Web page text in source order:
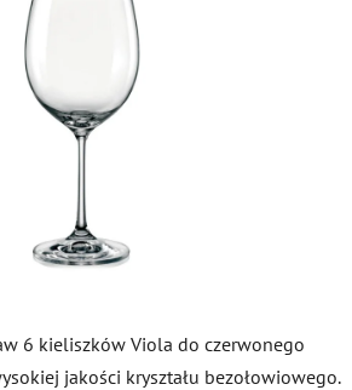
6 kieliszków Viola do czerwonego
jakości kryształu bezołowiowego.